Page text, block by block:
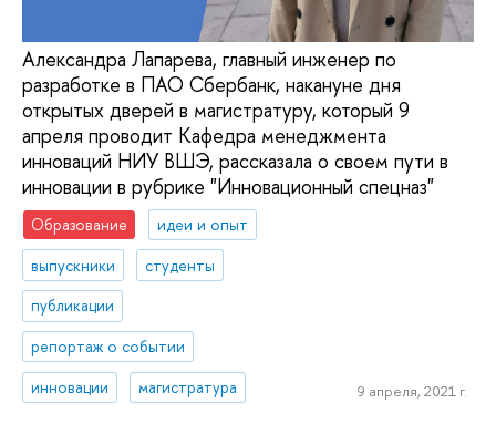
Александра Лапарева, главный инженер по
разработке в ПАО Сбербанк, накануне дня
открытых дверей в магистратуру, который 9
апреля проводит Кафедра менеджмента
инноваций НИУ ВШЭ, рассказала о своем пути в
инновации в рубрике "Инновационный спецназ"
Образование
идеи и опыт
выпускники
студенты
публикации
репортаж о событии
инновации
магистратура 9 апреля, 2021 г.